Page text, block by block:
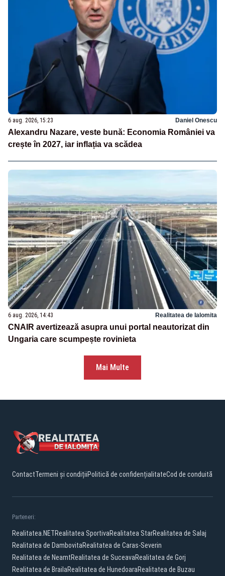
6 aug. 2026, 15:23 Daniel Onescu
Alexandru Nazare, veste bună: Economia României va
crește în 2027, iar inflația va scădea
6 aug. 2026, 14:43 Realitatea de Ialomita
CNAIR avertizează asupra unui portal neautorizat din
Ungaria care scumpește rovinieta
Mai Multe
ContactTermeni și condițiiPolitică de confidențialitateCod de conduită
Parteneri:
Realitatea.NETRealitatea SportivaRealitatea StarRealitatea de Salaj
Realitatea de DambovitaRealitatea de Caras-Severin
Realitatea de NeamtRealitatea de SuceavaRealitatea de Gorj
Realitatea de BrailaRealitatea de HunedoaraRealitatea de Buzau